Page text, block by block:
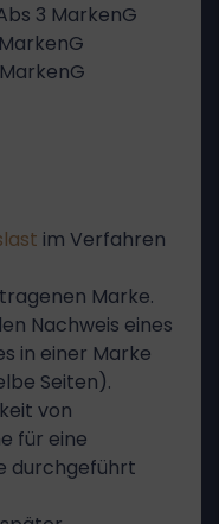
3 MarkenG
im Verfahren
Marke.
Nachweis eines
in einer Marke
Seiten).
von
für eine
durchgeführt